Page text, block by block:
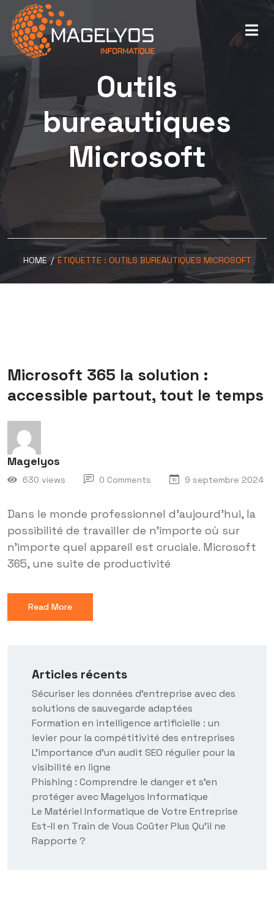
Outils
bureautiques
Microsoft
HOME / ÉTIQUETTE : OUTILS BUREAUTIQUES MICROSOFT
Microsoft 365 la solution :
accessible partout, tout le temps
Magelyos
630 views 0 Comments 9 septembre 2024
Dans le monde professionnel d’aujourd’hui, la
possibilité de travailler de n’importe où sur
n’importe quel appareil est cruciale. Microsoft
365, une suite de productivité
Read More
Articles récents
Sécuriser les données d’entreprise avec des
solutions de sauvegarde adaptées
Formation en intelligence artificielle : un
levier pour la compétitivité des entreprises
L’importance d’un audit SEO régulier pour la
visibilité en ligne
Phishing : Comprendre le danger et s’en
protéger avec Magelyos Informatique
Le Matériel Informatique de Votre Entreprise
Est-Il en Train de Vous Coûter Plus Qu’il ne
Rapporte ?